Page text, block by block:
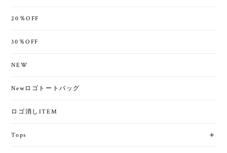
20％OFF
30％OFF
NEW
Newロゴトートバッグ
ロゴ消しITEM
Tops